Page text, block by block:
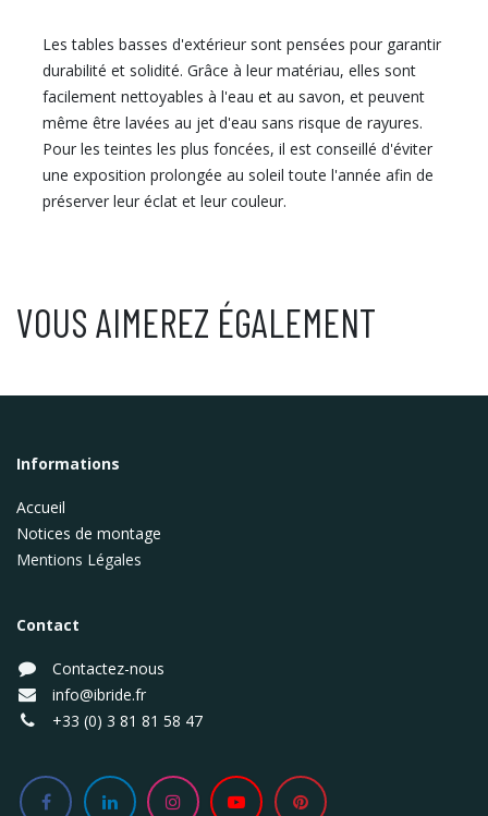
Les tables basses d'extérieur sont pensées pour garantir
durabilité et solidité. Grâce à leur matériau, elles sont
facilement nettoyables à l'eau et au savon, et peuvent
même être lavées au jet d'eau sans risque de rayures.
Pour les teintes les plus foncées, il est conseillé d'éviter
une exposition prolongée au soleil toute l'année afin de
VOUS AIMEREZ ÉGALEMENT
Informations
Accueil
Notices de montage
Mentions Légales
Contact
Contactez-nous
info@ibride.fr
+33 (0) 3 81 81 58 47